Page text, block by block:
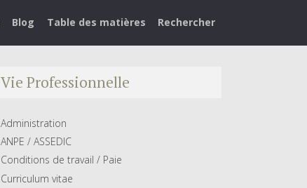
Blog Table des matières Rechercher
Vie Professionnelle
Administration
ANPE / ASSEDIC
Conditions de travail / Paie
Curriculum vitae